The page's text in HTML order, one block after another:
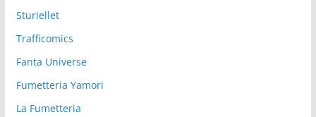
Sturiellet
Trafficomics
Fanta Universe
Fumetteria Yamori
La Fumetteria